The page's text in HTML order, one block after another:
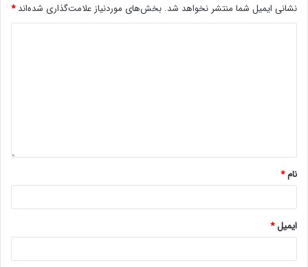
نشانی ایمیل شما منتشر نخواهد شد. بخش‌های موردنیاز علامت‌گذاری شده‌اند*
نام*
ایمیل*